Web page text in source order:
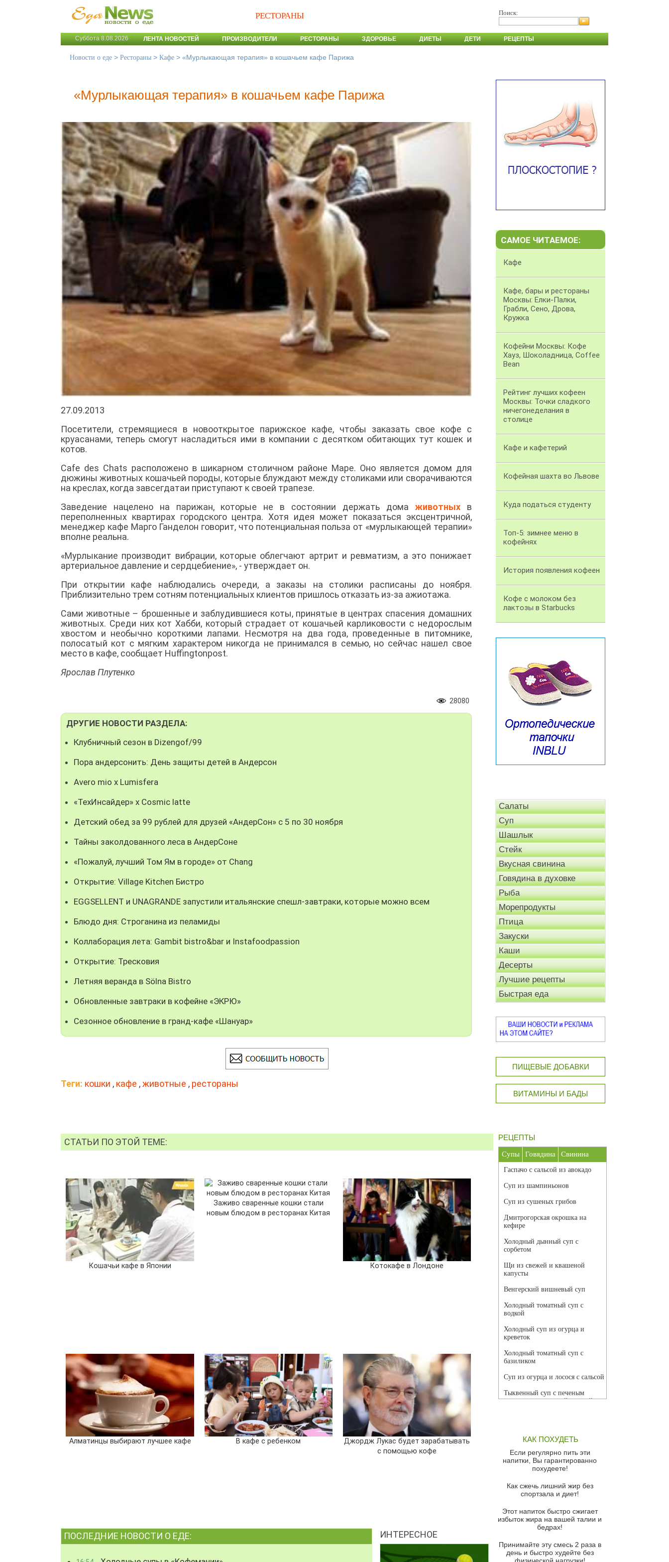
РЕСТОРАНЫ Поиск:
Суббота 8.08.2026 ЛЕНТА НОВОСТЕЙ ПРОИЗВОДИТЕЛИ РЕСТОРАНЫ ЗДОРОВЬЕ ДИЕТЫ ДЕТИ РЕЦЕПТЫ
Новости о еде > Рестораны > Кафе > «Мурлыкающая терапия» в кошачьем кафе Парижа
«Мурлыкающая терапия» в кошачьем кафе Парижа
27.09.2013
Посетители, стремящиеся в новооткрытое парижское кафе, чтобы заказать свое кофе с
круасанами, теперь смогут насладиться ими в компании с десятком обитающих тут кошек и
котов.
Cafe des Chats расположено в шикарном столичном районе Маре. Оно является домом для
дюжины животных кошачьей породы, которые блуждают между столиками или сворачиваются
на креслах, когда завсегдатаи приступают к своей трапезе.
Заведение нацелено на парижан, которые не в состоянии держать дома животныхв
переполненных квартирах городского центра. Хотя идея может показаться эксцентричной,
менеджер кафе Марго Ганделон говорит, что потенциальная польза от «мурлыкающей терапии»
вполне реальна.
«Мурлыкание производит вибрации, которые облегчают артрит и ревматизм, а это понижает
артериальное давление и сердцебиение», - утверждает он.
При открытии кафе наблюдались очереди, а заказы на столики расписаны до ноября.
Приблизительно трем сотням потенциальных клиентов пришлось отказать из-за ажиотажа.
Сами животные – брошенные и заблудившиеся коты, принятые в центрах спасения домашних
животных. Среди них кот Хабби, который страдает от кошачьей карликовости с недорослым
хвостом и необычно короткими лапами. Несмотря на два года, проведенные в питомнике,
полосатый кот с мягким характером никогда не принимался в семью, но сейчас нашел свое
место в кафе, сообщает Huffingtonpost.
Ярослав Плутенко
28080
ДРУГИЕ НОВОСТИ РАЗДЕЛА:
Клубничный сезон в Dizengof/99
Пора андерсонить: День защиты детей в Андерсон
Avero mio x Lumisfera
«ТехИнсайдер» х Cosmic latte
Детский обед за 99 рублей для друзей «АндерСон» с 5 по 30 ноября
Тайны заколдованного леса в АндерСоне
«Пожалуй, лучший Том Ям в городе» от Chang
Открытие: Village Kitchen Бистро
EGGSELLENT и UNAGRANDE запустили итальянские спешл-завтраки, которые можно всем
Блюдо дня: Строганина из пеламиды
Коллаборация лета: Gambit bistro&bar и Instafoodpassion
Открытие: Тресковия
Летняя веранда в Sölna Bistro
Обновленные завтраки в кофейне «ЭКРЮ»
Сезонное обновление в гранд-кафе «Шануар»
Теги: кошки , кафе ,животные , рестораны
СТАТЬИ ПО ЭТОЙ ТЕМЕ:
Кошачьи кафе в Японии
Заживо сваренные кошки стали
новым блюдом в ресторанах Китая
Котокафе в Лондоне
Алматинцы выбирают лучшее кафе В кафе с ребенком
Джордж Лукас будет зарабатывать
с помощью кофе
ПОСЛЕДНИЕ НОВОСТИ О ЕДЕ: ИНТЕРЕСНОЕ
САМОЕ ЧИТАЕМОЕ:
Кафе
Кафе, бары и рестораны
Москвы: Елки-Палки,
Грабли, Сено, Дрова,
Кружка
Кофейни Москвы: Кофе
Хауз, Шоколадница, Coffee
Bean
Рейтинг лучших кофеен
Москвы: Точки сладкого
ничегонеделания в
столице
Кафе и кафетерий
Кофейная шахта во Львове
Куда податься студенту
Топ-5: зимнее меню в
кофейнях
История появления кофеен
Кофе с молоком без
лактозы в Starbucks
Салаты
Суп
Шашлык
Стейк
Вкусная свинина
Говядина в духовке
Рыба
Морепродукты
Птица
Закуски
Каши
Десерты
Лучшие рецепты
Быстрая еда
ПИЩЕВЫЕ ДОБАВКИ
ВИТАМИНЫ И БАДЫ
РЕЦЕПТЫ
Супы Говядина Свинина
Гаспачо с сальсой из авокадо
Суп из шампиньонов
Суп из сушеных грибов
Дмитрогорская окрошка на
кефире
Холодный дынный суп с
сорбетом
Щи из свежей и квашеной
капусты
Венгерский вишневый суп
Холодный томатный суп с
водкой
Холодный суп из огурца и
креветок
Холодный томатный суп с
базиликом
Суп из огурца и лосося с сальсой
Тыквенный суп с печеным
чесноком и томатной сальсой
красного перца
Парижский луковый суп
Суп из спаржи и горошка с
Суп-крем из цветной капусты
Французский луковый суп
Суп из баклажанов с моцареллой
Грибной крем-суп с кростини с
козьим сыром
КАК ПОХУДЕТЬ
Если регулярно пить эти
напитки, Вы гарантированно
похудеете!
Как сжечь лишний жир без
спортзала и диет!
Этот напиток быстро сжигает
избыток жира на вашей талии и
бедрах!
Принимайте эту смесь 2 раза в
день и быстро худейте без